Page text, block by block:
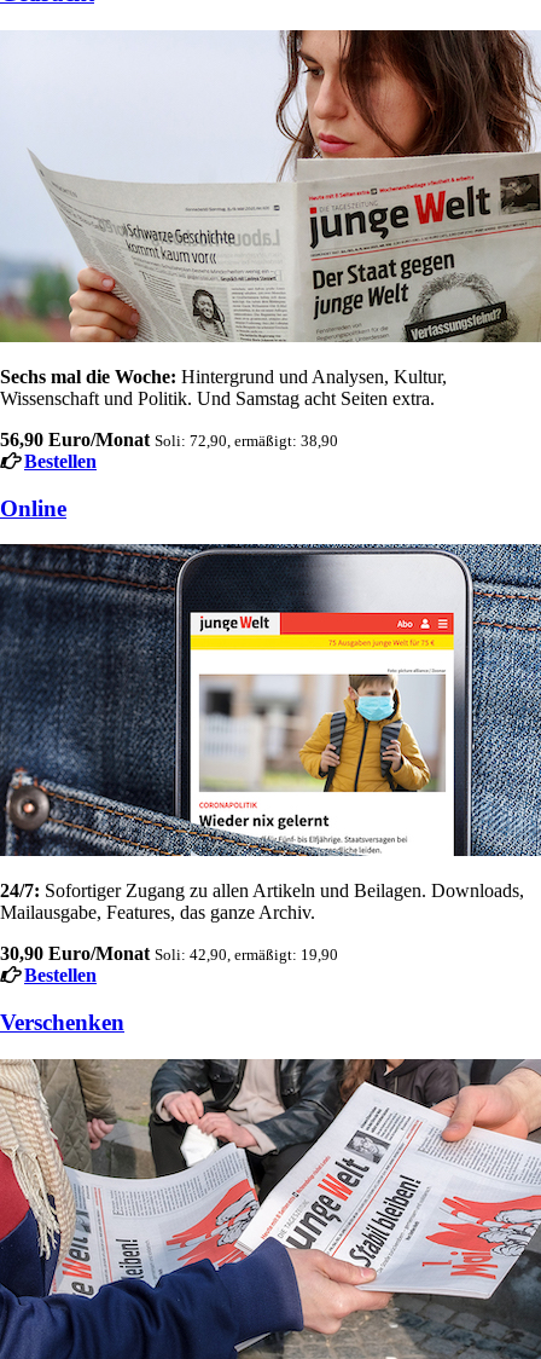
Sechs mal die Woche: Hintergrund und Analysen, Kultur,
Wissenschaft und Politik. Und Samstag acht Seiten extra.
56,90 Euro/Monat Soli: 72,90, ermäßigt: 38,90
Bestellen
Online
24/7: Sofortiger Zugang zu allen Artikeln und Beilagen. Downloads,
Mailausgabe, Features, das ganze Archiv.
30,90 Euro/Monat Soli: 42,90, ermäßigt: 19,90
Bestellen
Verschenken